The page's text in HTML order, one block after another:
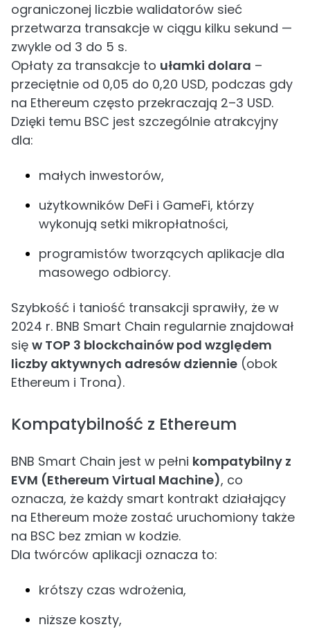
ograniczonej liczbie walidatorów sieć
przetwarza transakcje w ciągu kilku sekund —
zwykle od 3 do 5 s.
Opłaty za transakcje to ułamki dolara –
przeciętnie od 0,05 do 0,20 USD, podczas gdy
na Ethereum często przekraczają 2–3 USD.
Dzięki temu BSC jest szczególnie atrakcyjny
dla:
małych inwestorów,
użytkowników DeFi i GameFi, którzy
wykonują setki mikropłatności,
programistów tworzących aplikacje dla
masowego odbiorcy.
Szybkość i taniość transakcji sprawiły, że w
2024 r. BNB Smart Chain regularnie znajdował
się w TOP 3 blockchainów pod względem
liczby aktywnych adresów dziennie (obok
Ethereum i Trona).
Kompatybilność z Ethereum
BNB Smart Chain jest w pełni kompatybilny z
EVM (Ethereum Virtual Machine), co
oznacza, że każdy smart kontrakt działający
na Ethereum może zostać uruchomiony także
na BSC bez zmian w kodzie.
Dla twórców aplikacji oznacza to:
krótszy czas wdrożenia,
niższe koszty,